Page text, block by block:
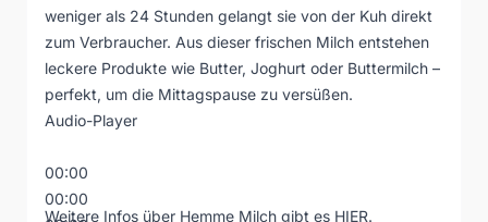
weniger als 24 Stunden gelangt sie von der Kuh direkt
zum Verbraucher. Aus dieser frischen Milch entstehen
leckere Produkte wie Butter, Joghurt oder Buttermilch –
perfekt, um die Mittagspause zu versüßen.
Audio-Player
00:00
00:00
Weitere Infos über Hemme Milch gibt es HIER.